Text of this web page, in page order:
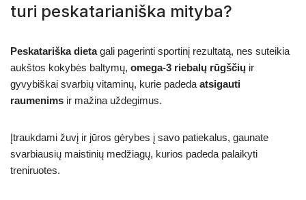
turi peskatarianiška mityba?
Peskatariška dietagali pagerinti sportinį rezultatą, nes suteikia
aukštos kokybės baltymų, omega-3 riebalų rūgščių ir
gyvybiškai svarbių vitaminų, kurie padeda atsigauti
raumenims ir mažina uždegimus.
Įtraukdami žuvį ir jūros gėrybes į savo patiekalus, gaunate
svarbiausių maistinių medžiagų, kurios padeda palaikyti
treniruotes.